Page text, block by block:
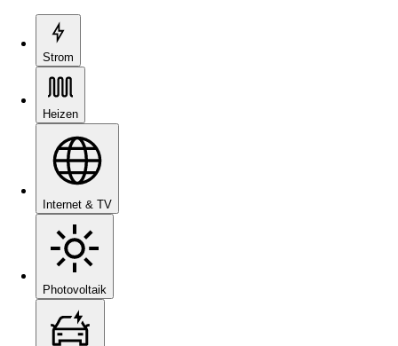
Strom
Heizen
Internet & TV
Photovoltaik